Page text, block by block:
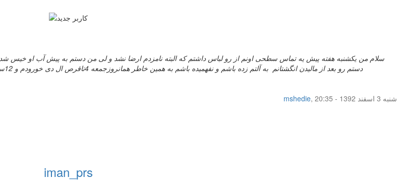
سلام من یکشنبه هفته پیش یه تماس سطحی اونم از رو لباس داشتم که البته نامزدم ارضا نشد و لی من دستم به پیش آب او خیس
دستم رو بعد از مالیدن انگشتانم به آلتم زده باشم و نفهمیده باشم به همین خاطر همانروزجمعه 4تاقرص ال دی خورودم و 12ساعت بعد تکرار کردم...میخواستم بدونم احتمال بارداری هست؟و اینکه کی پریود میشوم؟
mshedie,
شنبه 3 اسفند 1392 - 20:35
iman_prs